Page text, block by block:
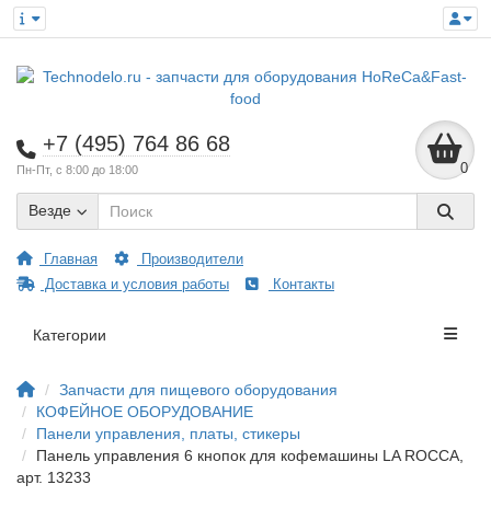
+7 (495) 764 86 68
Пн-Пт, с 8:00 до 18:00 0
Везде
Главная
Производители
Доставка и условия работы
Контакты
Категории
Запчасти для пищевого оборудования
КОФЕЙНОЕ ОБОРУДОВАНИЕ
Панели управления, платы, стикеры
Панель управления 6 кнопок для кофемашины LA ROCCA,
арт. 13233